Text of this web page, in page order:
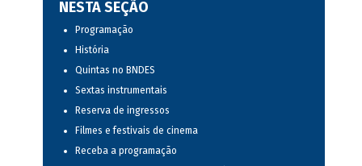
NESTA SEÇÃO
Programação
História
Quintas no BNDES
Sextas instrumentais
Reserva de ingressos
Filmes e festivais de cinema
Receba a programação